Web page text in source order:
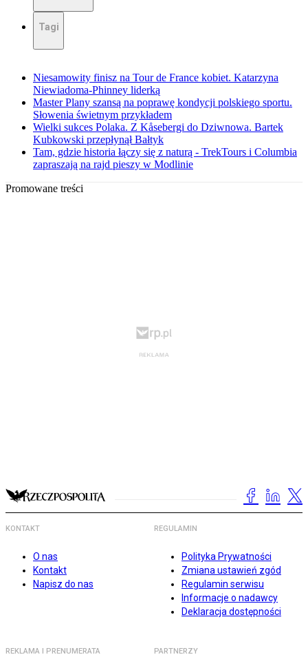
Tagi
Niesamowity finisz na Tour de France kobiet. Katarzyna
Niewiadoma-Phinney liderką
Master Plany szansą na poprawę kondycji polskiego sportu.
Słowenia świetnym przykładem
Wielki sukces Polaka. Z Kåsebergi do Dziwnowa. Bartek
Kubkowski przepłynął Bałtyk
Tam, gdzie historia łączy się z naturą - TrekTours i Columbia
zapraszają na rajd pieszy w Modlinie
Promowane treści
KONTAKT
O nas
Kontakt
Napisz do nas
REGULAMIN
Polityka Prywatności
Zmiana ustawień zgód
Regulamin serwisu
Informacje o nadawcy
Deklaracja dostępności
REKLAMA I PRENUMERATA PARTNERZY